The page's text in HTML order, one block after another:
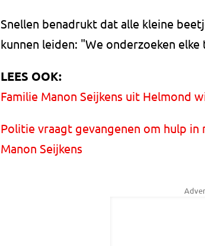
Snellen benadrukt dat alle kleine
kunnen leiden: "We onderzoeken elke
LEES OOK:
Familie Manon Seijkens uit Helmond
Politie vraagt gevangenen om hulp in
Manon Seijkens